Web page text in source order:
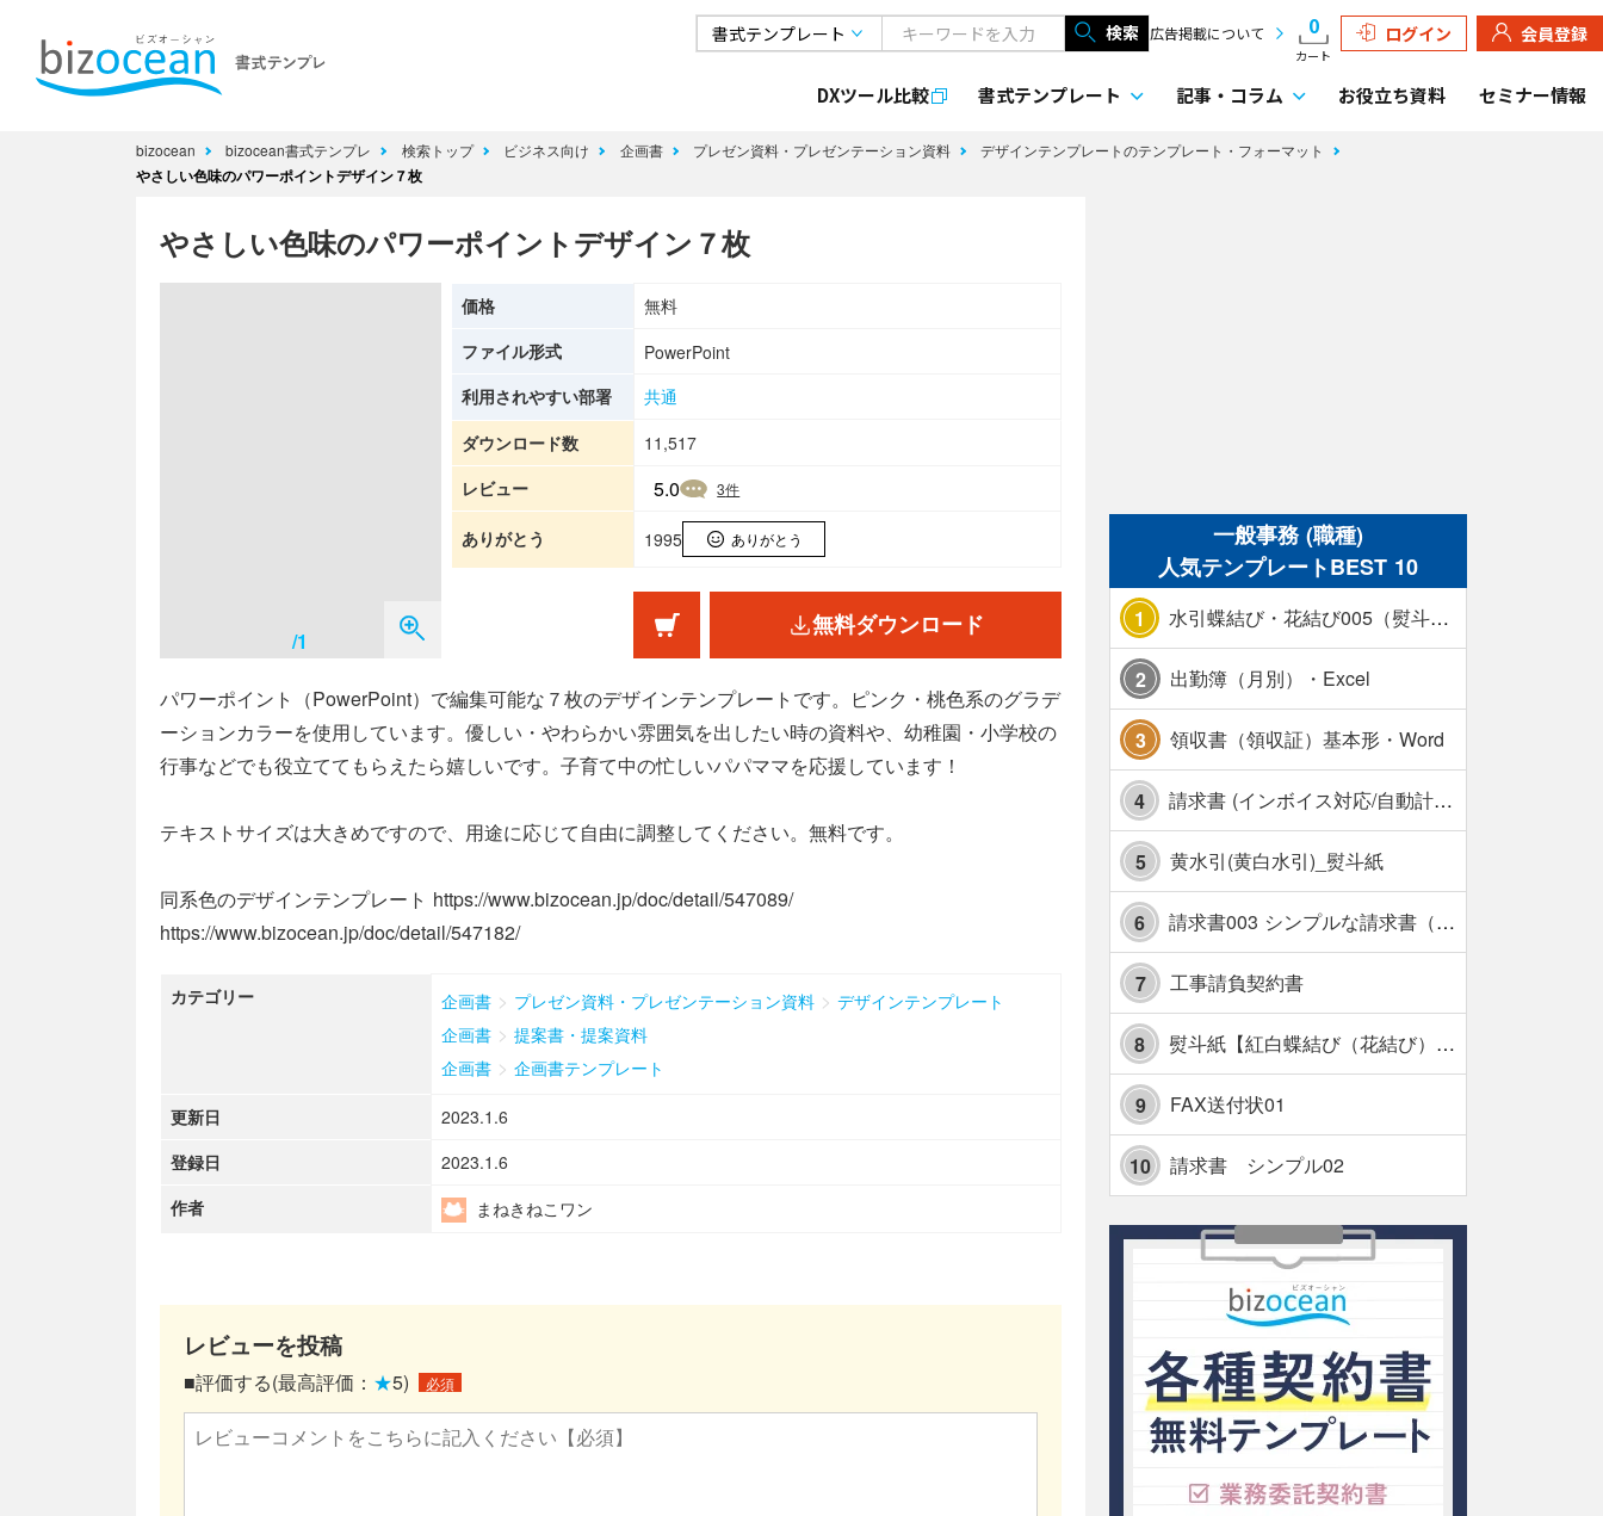
検索 広告掲載について 0
カート
ログイン 会員登録
DXツール比較 書式テンプレート 記事・ コラム お役立ち資料 セミナー情報
bizocean bizocean書式テンプレ 検索トップ ビジネス向け 企画書 プレゼン資料・プレゼンテーション資料 デザインテンプレートのテンプレート・フォーマット
やさしい色味のパワーポイントデザイン７枚
やさしい色味のパワーポイントデザイン７枚
/1
価格
無料
ファイル形式
PowerPoint
利用されやすい部署
共通
ダウンロード数
11,517
レビュー
5.0 3件
ありがとう 1995 ありがとう
無料ダウンロード
パワーポイント（PowerPoint）で編集可能な７枚のデザインテンプレートです。ピンク・桃色系のグラデ
ーションカラーを使用しています。優しい・やわらかい雰囲気を出したい時の資料や、幼稚園・小学校の
行事などでも役立ててもらえたら嬉しいです。子育て中の忙しいパパママを応援しています！
テキストサイズは大きめですので、用途に応じて自由に調整してください。無料です。
同系色のデザインテンプレート https://www.bizocean.jp/doc/detail/547089/
https://www.bizocean.jp/doc/detail/547182/
カテゴリー 企画書 > プレゼン資料・プレゼンテーション資料 > デザインテンプレート
企画書 > 提案書・提案資料
企画書 > 企画書テンプレート
更新日
2023.1.6
登録日
2023.1.6
作者
まねきねこワン
レビューを投稿
■評価する(最高評価： ★5) 必須
一般事務 (職種)
人気テンプレートBEST 10
1 水引蝶結び・花結び005（熨斗あり）
2 出勤簿（月別）・Excel
3 領収書（領収証）基本形・Word
4 請求書 (インボイス対応/自動計算/A4 縦) カラー 使い方解説あり
5 黄水引(黄白水引)_熨斗紙
6 請求書003 シンプルな請求書（消費税10％対応）
7 工事請負契約書
8 熨斗紙【紅白蝶結び（花結び）・水引7本】・Excel
9 FAX送付状01
10 請求書 シンプル02